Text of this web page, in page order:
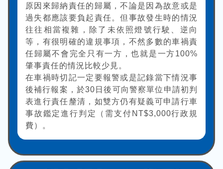
原因來歸納責任的歸屬，不論是因為故意或是
過失都應該要負起責任。但事故發生時的情況
往往相當複雜，除了未依照燈號行駛、逆向
等，有很明確的違規事項，不然多數的車禍責
任歸屬不會完全只有一方，也就是一方100%
肇事責任的情況比較少見。
在車禍時切記一定要報警或是記錄當下情況事
後補行報案，於30日後可向警察單位申請初判
表進行責任釐清，如雙方仍有疑義可申請行車
事故鑑定進行判定（需支付NT$3,000行政規
費）。